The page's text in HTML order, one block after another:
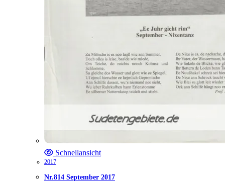
Schnellansicht
2017
Nr.814 September 2017